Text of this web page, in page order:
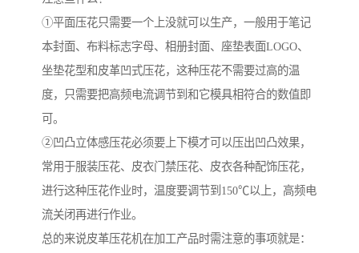
①平面压花只需要一个上没就可以生产，一般用于笔记
本封面、布料标志字母、相册封面、座垫表面LOGO、
坐垫花型和皮革凹式压花，这种压花不需要过高的温
度，只需要把高频电流调节到和它模具相符合的数值即
可。
②凹凸立体感压花必须要上下模才可以压出凹凸效果，
常用于服装压花、皮衣门禁压花、皮衣各种配饰压花，
进行这种压花作业时，温度要调节到150℃以上，高频电
流关闭再进行作业。
总的来说皮革压花机在加工产品时需注意的事项就是：